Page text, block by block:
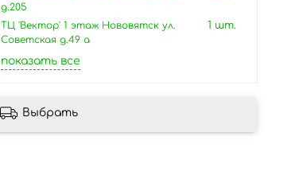
д.205
ТЦ 'Вектор' 1 этаж Нововятск ул.
Советская д.49 а
1 шт.
показать все
Выбрать